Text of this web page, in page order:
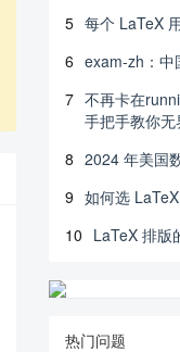
5 每个 LaTeX
6 exam-zh：中
7 不再卡在
手把手教你
8 2024 年美国
9 如何选
10 LaTeX 排版
热门问题